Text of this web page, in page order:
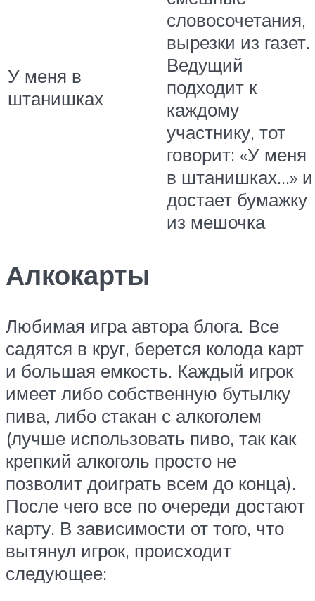
У меня в
штанишках
словосочетания,
вырезки из газет.
Ведущий
подходит к
каждому
участнику, тот
говорит: «У меня
в штанишках…» и
достает бумажку
из мешочка
Алкокарты
Любимая игра автора блога. Все
садятся в круг, берется колода карт
и большая емкость. Каждый игрок
имеет либо собственную бутылку
пива, либо стакан с алкоголем
(лучше использовать пиво, так как
крепкий алкоголь просто не
позволит доиграть всем до конца).
После чего все по очереди достают
карту. В зависимости от того, что
вытянул игрок, происходит
следующее: